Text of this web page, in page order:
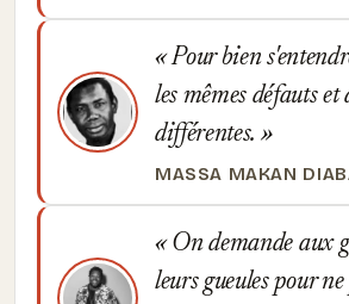
Pour bien
les mêmes défauts et
différentes.
MASSA MAKAN
On demande aux
leurs gueules pour